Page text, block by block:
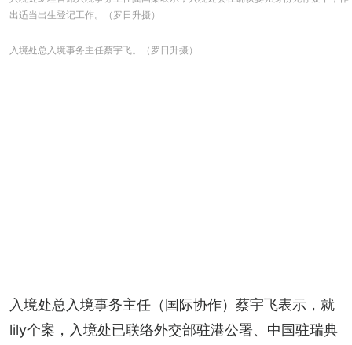
出适当出生登记工作。（罗日升摄）
入境处总入境事务主任蔡宇飞。（罗日升摄）
入境处总入境事务主任（国际协作）蔡宇飞表示，就
lily个案，入境处已联络外交部驻港公署、中国驻瑞典